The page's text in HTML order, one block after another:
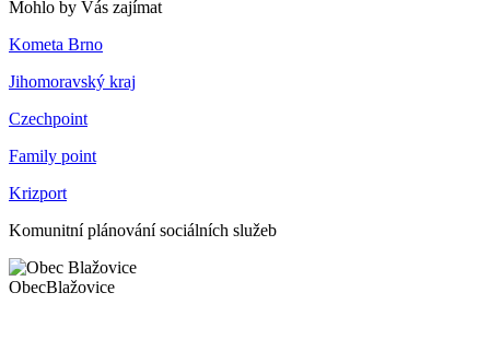
Mohlo by Vás zajímat
Kometa Brno
Jihomoravský kraj
Czechpoint
Family point
Krizport
Komunitní plánování sociálních služeb
ObecBlažovice